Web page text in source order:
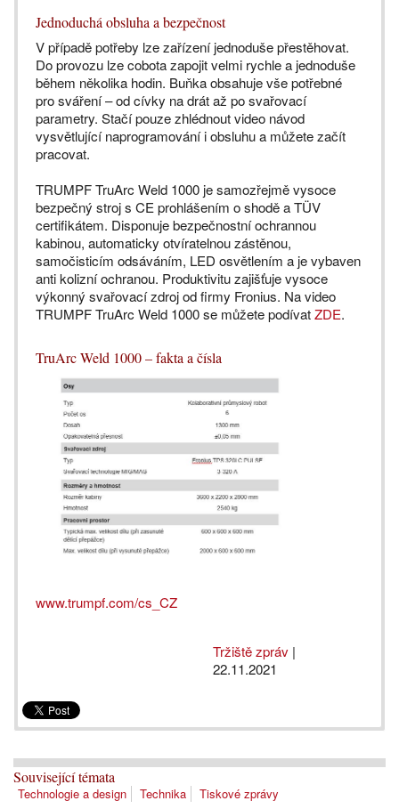
Jednoduchá obsluha a bezpečnost
V případě potřeby lze zařízení jednoduše přestěhovat.
Do provozu lze cobota zapojit velmi rychle a jednoduše
během několika hodin. Buňka obsahuje vše potřebné
pro sváření – od cívky na drát až po svařovací
parametry. Stačí pouze zhlédnout video návod
vysvětlující naprogramování i obsluhu a můžete začít
pracovat.
TRUMPF TruArc Weld 1000 je samozřejmě vysoce
bezpečný stroj s CE prohlášením o shodě a TÜV
certifikátem. Disponuje bezpečnostní ochrannou
kabinou, automaticky otvíratelnou zástěnou,
samočisticím odsáváním, LED osvětlením a je vybaven
anti kolizní ochranou. Produktivitu zajišťuje vysoce
výkonný svařovací zdroj od firmy Fronius. Na video
TRUMPF TruArc Weld 1000 se můžete podívatZDE.
TruArc Weld 1000 – fakta a čísla
www.trumpf.com/cs_CZ
Tržiště zpráv |
22.11.2021
Související témata
Technologie a design Technika Tiskové zprávy